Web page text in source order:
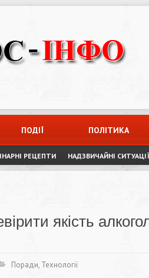
ПОДІЇ ПОЛІТИКА
РЕЦЕПТИ НАДЗВИЧАЙНІ СИТУАЦІЇ
якість
Поради, Технології